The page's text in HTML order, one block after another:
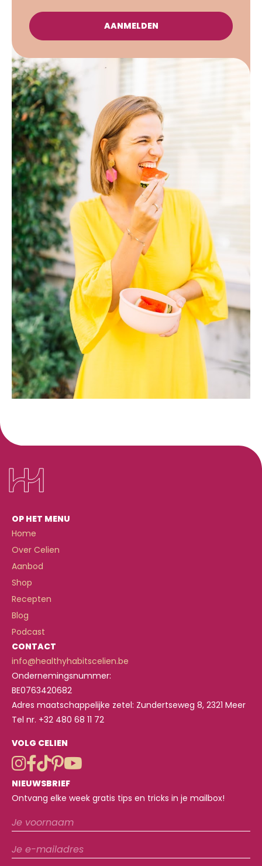
OP HET MENU
Home
Over Celien
Aanbod
Shop
Recepten
Blog
Podcast
CONTACT
info@healthyhabitscelien.be
Ondernemingsnummer:
BE0763420682
Adres maatschappelijke zetel: Zundertseweg 8, 2321 Meer
Tel nr. +32 480 68 11 72
VOLG CELIEN
NIEUWSBRIEF
Ontvang elke week gratis tips en tricks in je mailbox!